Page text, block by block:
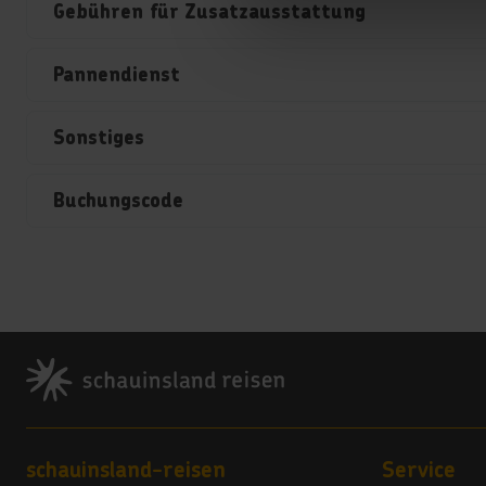
Gebühren für Zusatzausstattung
Pannendienst
Sonstiges
Buchungscode
Footer
Footer navigation
schauinsland-reisen Service